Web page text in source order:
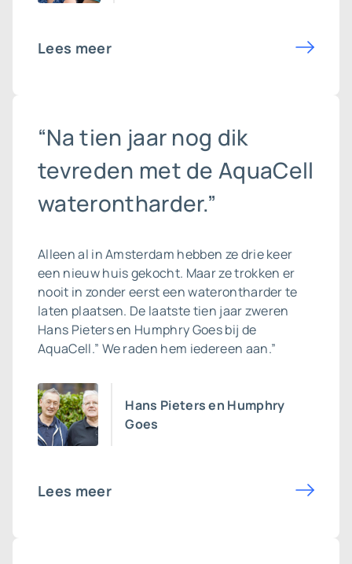
Lees meer
“Na tien jaar nog dik
tevreden met de AquaCell
waterontharder.”
Alleen al in Amsterdam hebben ze drie keer
een nieuw huis gekocht. Maar ze trokken er
nooit in zonder eerst een waterontharder te
laten plaatsen. De laatste tien jaar zweren
Hans Pieters en Humphry Goes bij de
AquaCell.” We raden hem iedereen aan.”
Hans Pieters en Humphry
Goes
Lees meer